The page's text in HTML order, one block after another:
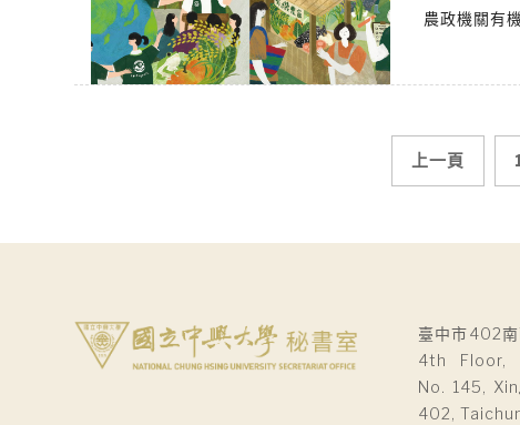
農政機關有
覽
上一頁
臺中市402
4th Floor,
No. 145,
402,